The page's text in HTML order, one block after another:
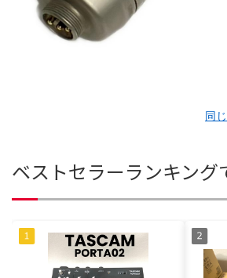
同
ベストセラーランキング